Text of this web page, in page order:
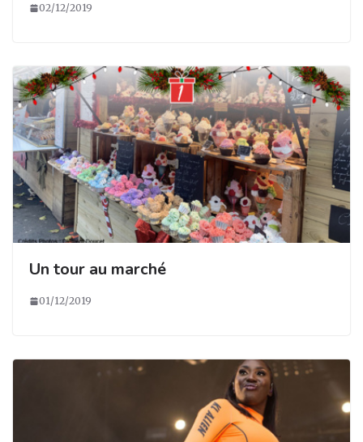
02/12/2019
Un tour au marché
01/12/2019